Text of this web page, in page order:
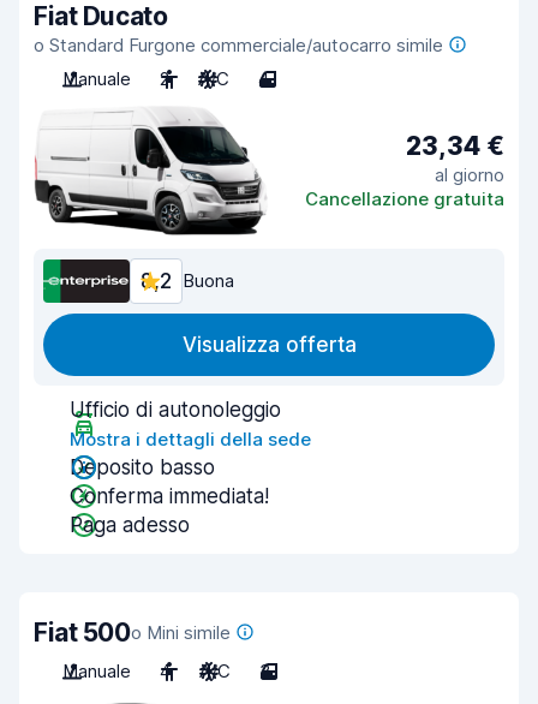
Fiat Ducato
o Standard Furgone commerciale/autocarro simile
Manuale
2 A/C 4
23,34 €
al giorno
Cancellazione gratuita
8,2 Buona
Visualizza offerta
Ufficio di autonoleggio
Mostra i dettagli della sede
Deposito basso
Conferma immediata!
Paga adesso
Fiat 500o Mini simile
Manuale
4 A/C 3